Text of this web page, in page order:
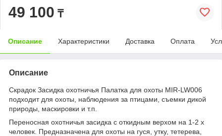
49 100 ₸
Описание Характеристики Доставка Оплата
Описание
Скрадок Засидка охотничья Палатка для охоты MIR-LW006
подходит для охоты, наблюдения за птицами, съемки дикой
природы, маскировки и т.п.
Переносная охотничья засидка с откидным верхом на 1-2 х
человек. Предназначена для охоты на гуся, утку, тетерева,